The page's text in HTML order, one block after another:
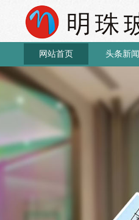
网站首页 头条新闻